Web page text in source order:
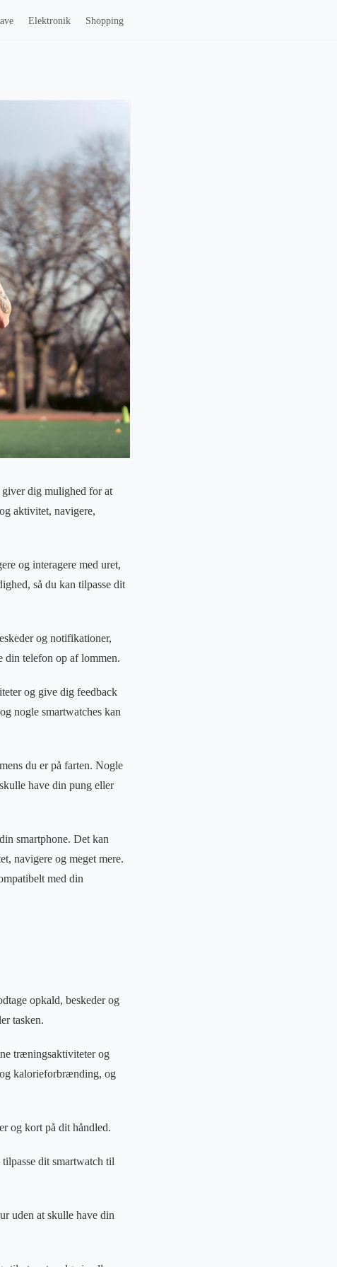
Elektronik Shopping
dig mulighed for at
aktivitet, navigere,
og interagere med uret,
så du kan tilpasse dit
og notifikationer,
din telefon op af lommen.
og give dig feedback
nogle smartwatches kan
du er på farten. Nogle
have din pung eller
smartphone. Det kan
navigere og meget mere.
med din
opkald, beskeder og
tasken.
træningsaktiviteter og
kalorieforbrænding, og
og kort på dit håndled.
dit smartwatch til
uden at skulle have din